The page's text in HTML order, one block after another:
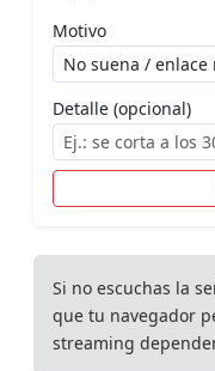
Motivo
Detalle (opcional)
Si no escuchas la
que tu navegador
streaming